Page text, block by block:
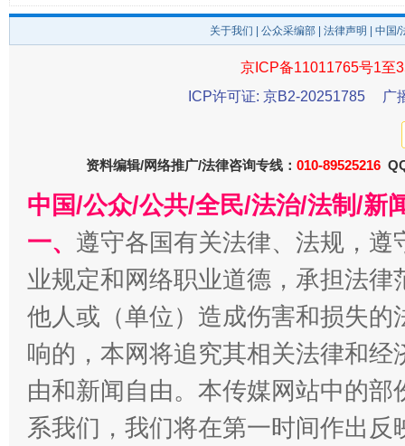
受贿1.44亿！段成刚被判无期 从幼
关于我们 公众采编部 法律声明 | 中国
京ICP备11011765号1至
ICP许可证: 京B2-20251785
广
资料编辑/网络推广/法律咨询专线： 010-89525216
中国/公众/公共/全民/法治/法制/新
一、 遵守各国有关法律、法规，
业规定和网络职业道德，承担法
他人或（单位）造成伤害和损失
响的，本网将追究其相关法律和
由和新闻自由。本传媒网站中的
系我们，我们将在第一时间作出